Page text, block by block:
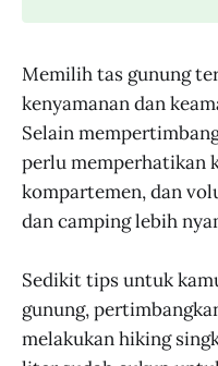
Memilih tas gunung
kenyamanan dan
Selain
perlu memperhatikan
kompartemen, dan
dan camping lebih
Sedikit tips untuk
gunung,
melakukan hiking